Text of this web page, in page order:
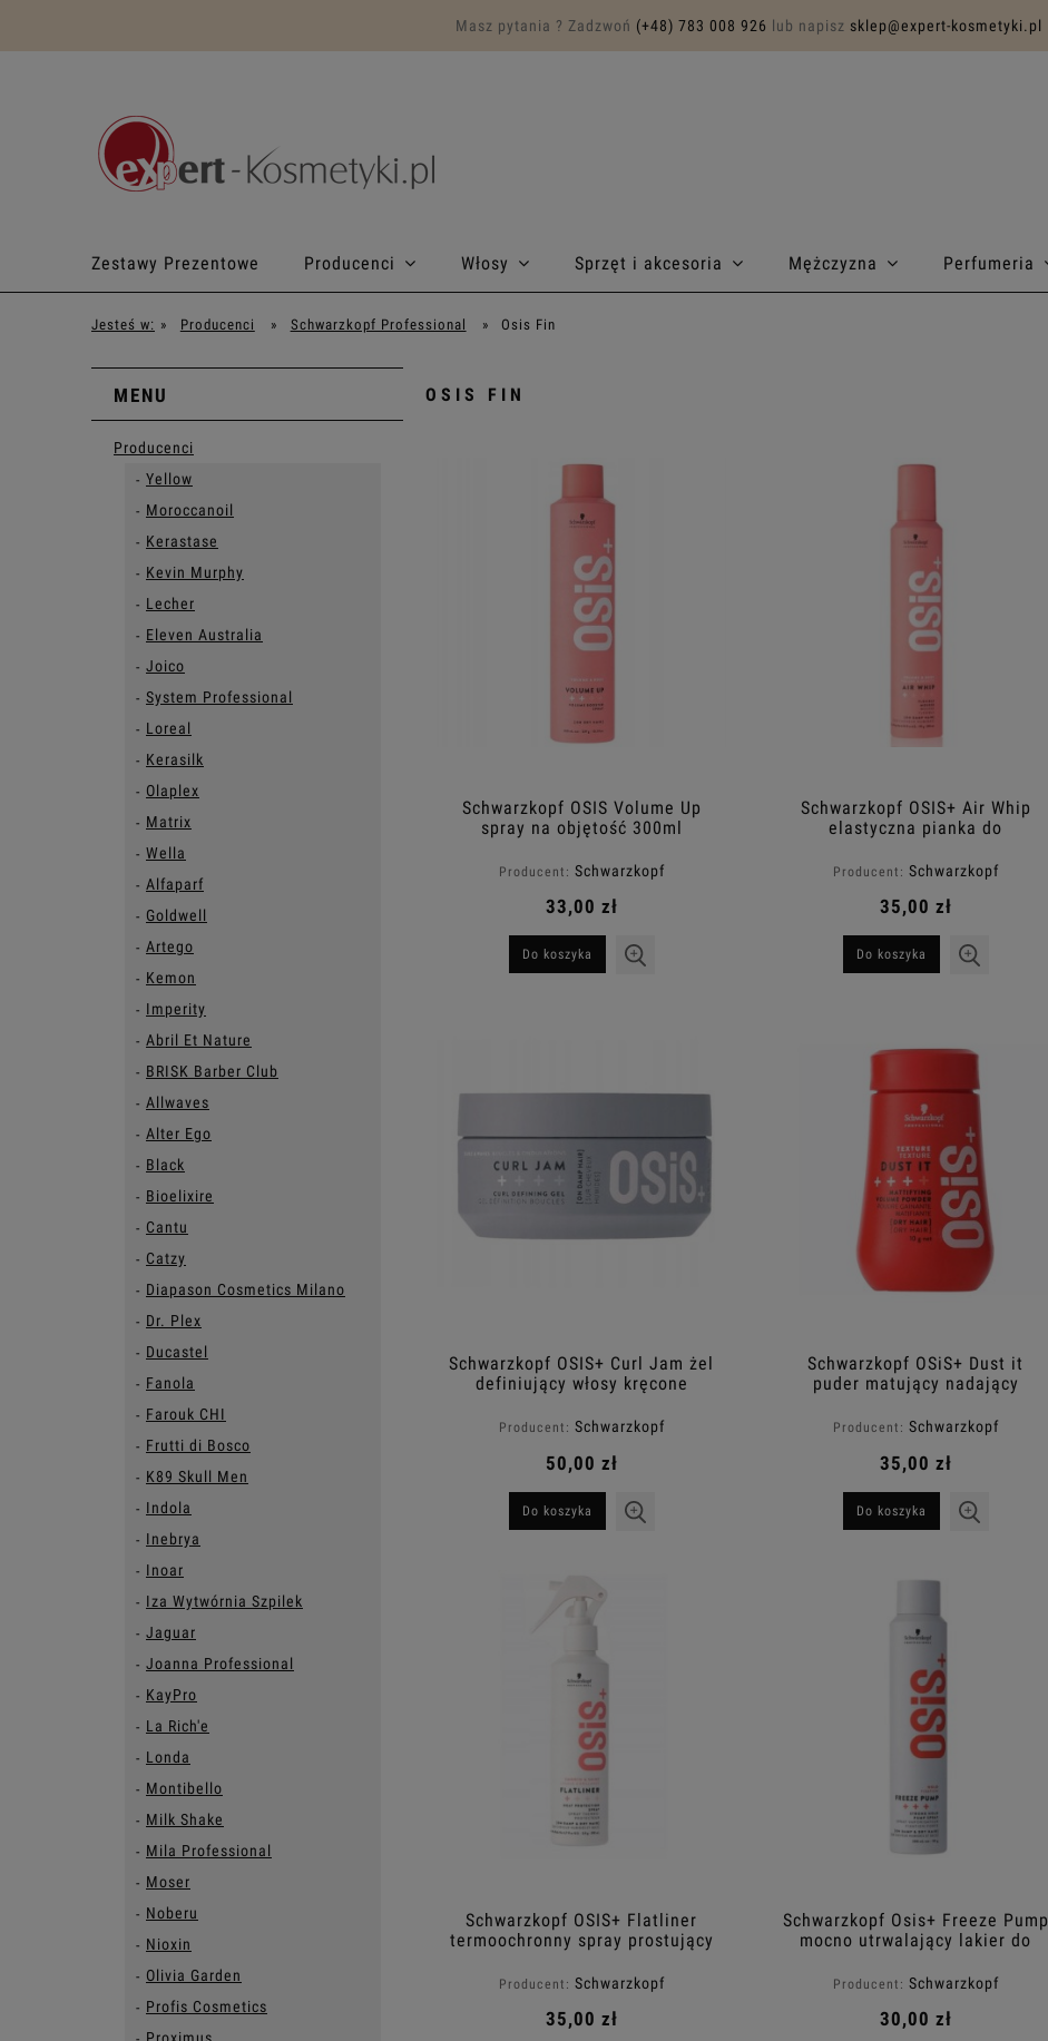
Masz pytania ? Zadzwoń (+48) 783 008 926 lub napisz sklep@expert-kosmetyki.pl
Zestawy Prezentowe Producenci Włosy Sprzęt i akcesoria Mężczyzna Perfumeria
Program lojalnościowy Makijaż
Jesteś w: » Producenci » Schwarzkopf Professional » Osis Fin
MENU
Producenci
Yellow
Moroccanoil
Kerastase
Kevin Murphy
Lecher
Eleven Australia
Joico
System Professional
Loreal
Kerasilk
Olaplex
Matrix
Wella
Alfaparf
Goldwell
Artego
Kemon
Imperity
Abril Et Nature
BRISK Barber Club
Allwaves
Alter Ego
Black
Bioelixire
Cantu
Catzy
Diapason Cosmetics Milano
Dr. Plex
Ducastel
Fanola
Farouk CHI
Frutti di Bosco
K89 Skull Men
Indola
Inebrya
Inoar
Iza Wytwórnia Szpilek
Jaguar
Joanna Professional
KayPro
La Rich'e
Londa
Montibello
Milk Shake
Mila Professional
Moser
Noberu
Nioxin
Olivia Garden
Profis Cosmetics
OSIS FIN
Schwarzkopf OSIS Volume Up
spray na objętość 300ml
Producent: Schwarzkopf
33,00 zł
Do koszyka
Schwarzkopf OSIS+ Air Whip
elastyczna pianka do
Producent: Schwarzkopf
35,00 zł
Do koszyka
Schwarzkopf OSIS+ Curl Jam żel
definiujący włosy kręcone
Producent: Schwarzkopf
50,00 zł
Do koszyka
Schwarzkopf OSiS+ Dust it
puder matujący nadający
Producent: Schwarzkopf
35,00 zł
Do koszyka
Schwarzkopf OSIS+ Flatliner
termoochronny spray prostujący
Producent: Schwarzkopf
35,00 zł
Schwarzkopf Osis+ Freeze Pump
mocno utrwalający lakier do
Producent: Schwarzkopf
30,00 zł